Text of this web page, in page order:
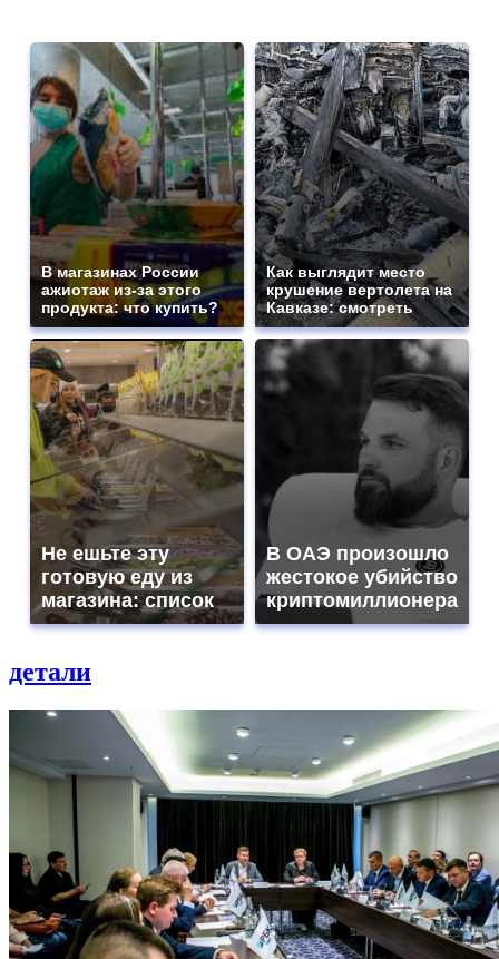
В магазинах России
ажиотаж из-за этого
продукта: что купить?
Как выглядит место
крушение вертолета на
Кавказе: смотреть
Не ешьте эту
готовую еду из
магазина: список
В ОАЭ произошло
жестокое убийство
криптомиллионера
детали